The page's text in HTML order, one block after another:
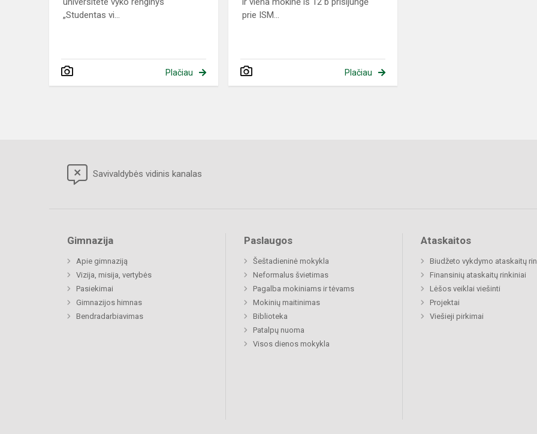
„Studentas vi...
Plačiau
prie ISM...
Plačiau
Savivaldybės vidinis kanalas
Gimnazija
Apie gimnaziją
Vizija, misija, vertybės
Pasiekimai
Gimnazijos himnas
Bendradarbiavimas
Paslaugos
Šeštadieninė mokykla
Neformalus švietimas
Pagalba mokiniams ir tėvams
Mokinių maitinimas
Biblioteka
Patalpų nuoma
Visos dienos mokykla
Ataskaitos
Biudžeto vykdymo ataskaitų
Finansinių ataskaitų rinkiniai
Lėšos veiklai viešinti
Projektai
Viešieji pirkimai